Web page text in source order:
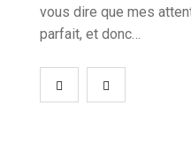
vous dire que mes
parfait, et donc…